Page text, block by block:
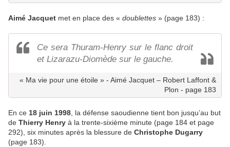
Aimé Jacquet met en place des « doublettes » (page 183) :
Ce sera Thuram-Henry sur le flanc droit
et Lizarazu-Diomède sur le gauche.
« Ma vie pour une étoile » - Aimé Jacquet – Robert Laffont &
Plon - page 183
En ce 18 juin 1998 , la défense saoudienne tient bon jusqu’au but
de Thierry Henry à la trente-sixième minute (page 184 et page
292), six minutes après la blessure de Christophe Dugarry
(page 183).